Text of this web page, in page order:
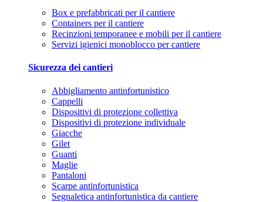
Box e prefabbricati per il cantiere
Containers per il cantiere
Recinzioni temporanee e mobili per il cantiere
Servizi igienici monoblocco per cantiere
Sicurezza dei cantieri
Abbigliamento antinfortunistico
Cappelli
Dispositivi di protezione collettiva
Dispositivi di protezione individuale
Giacche
Gilet
Guanti
Maglie
Pantaloni
Scarpe antinfortunistica
Segnaletica antinfortunistica da cantiere